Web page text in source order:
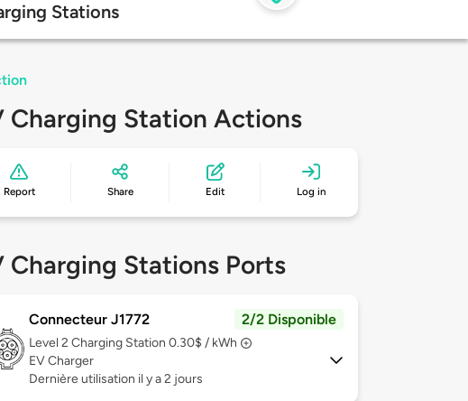
Stations
Charging Station Actions
Report Share Edit Log in
Charging Stations Ports
Connecteur J1772 2/2 Disponible
Level 2 Charging Station 0.30$ / kWh
EV Charger
Dernière utilisation il y a 2 jours